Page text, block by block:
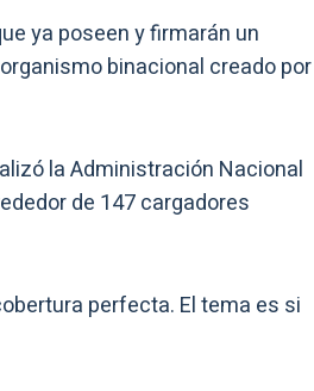
ya poseen y firmarán un
binacional creado por
la Administración Nacional
de 147 cargadores
perfecta. El tema es si